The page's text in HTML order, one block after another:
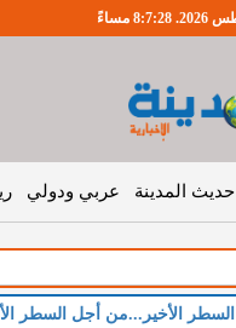
حديث المدينة عربي ودولي
الخم